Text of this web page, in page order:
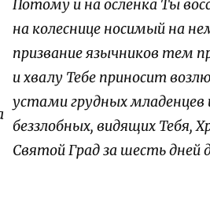
Потому и на осленка Ты
на колеснице носимый на
призвание язычников тем
и хвалу Тебе приносит
устами грудных младенцев
беззлобных, видящих Тебя,
Святой Град за шесть дней